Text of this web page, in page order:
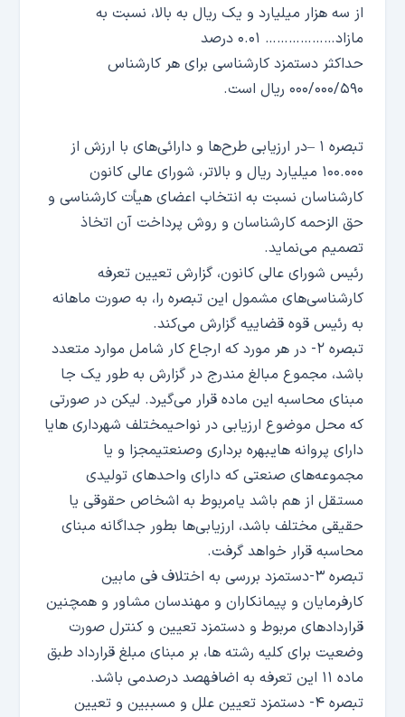
از سه هزار میلیارد و یک ریال به بالا، نسبت به
مازاد……………… ۰.۰۱ درصد
حداکثر دستمزد کارشناسی برای هر کارشناس
۰۰۰/۰۰۰/۵۹۰ ریال است.
تبصره ۱ –در ارزیابی طرح‌ها و دارائی‌های با ارزش از
۱۰۰.۰۰۰ میلیارد ریال و بالاتر، شورای عالی کانون
کارشناسان نسبت به انتخاب اعضای هیأت کارشناسی و
حق الزحمه کارشناسان و روش پرداخت آن اتخاذ
تصمیم می‌نماید.
رئیس شورای عالی کانون، گزارش تعیین تعرفه
کارشناسی‌های مشمول این تبصره را، به صورت ماهانه
به رئیس قوه قضاییه گزارش می‌کند.
تبصره ۲- در هر مورد که ارجاع کار شامل موارد متعدد
باشد، مجموع مبالغ مندرج در گزارش به طور یک جا
مبنای محاسبه این ماده قرار می‌گیرد. لیکن در صورتی
که محل موضوع ارزیابی در نواحیمختلف شهرداری هایا
دارای پروانه هایبهره برداری وصنعتیمجزا و یا
مجموعه‌های صنعتی که دارای واحد‌های تولیدی
مستقل از هم باشد یامربوط به اشخاص حقوقی یا
حقیقی مختلف باشد، ارزیابی‌ها بطور جداگانه مبنای
محاسبه قرار خواهد گرفت.
تبصره ۳-دستمزد بررسی به اختلاف فی مابین
کارفرمایان و پیمانکاران و مهندسان مشاور و همچنین
قرارداد‌های مربوط و دستمزد تعیین و کنترل صورت
وضعیت برای کلیه رشته ها، بر مبنای مبلغ قرارداد طبق
ماده ۱۱ این تعرفه به اضافهصد درصدمی باشد.
تبصره ۴- دستمزد تعیین علل و مسببین و تعیین